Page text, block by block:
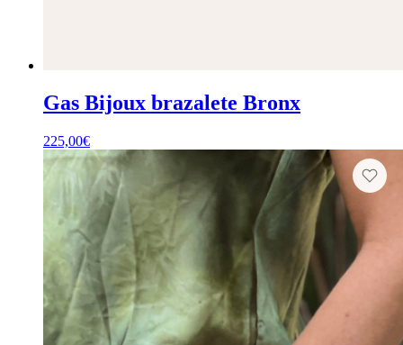
Gas Bijoux brazalete Bronx
225,00€